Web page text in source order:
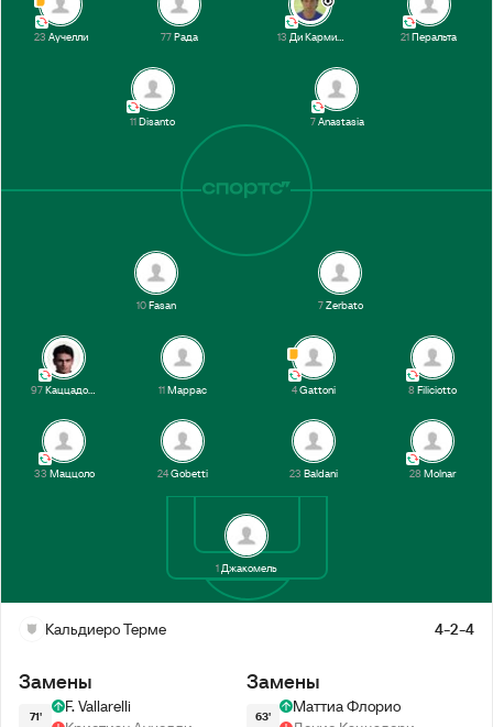
11Disanto 7Anastasia
23 Аучелли 77Рада 13 Ди Кармине 21Перальта
1Джакомель
7Zerbato
10Fasan
28Molnar
23 Baldani
24Gobetti
33 Маццоло
8Filiciotto
4Gattoni
11Маррас
97Каццадори
Кальдиеро Терме 4-2-4
Замены
71'
F. Vallarelli
Замены
63'
Маттиа Флорио